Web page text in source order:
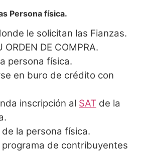
Persona física.
le solicitan las Fianzas.
ORDEN DE COMPRA.
persona física.
en buro de crédito con
inscripción al SAT de la
la persona física.
programa de contribuyentes